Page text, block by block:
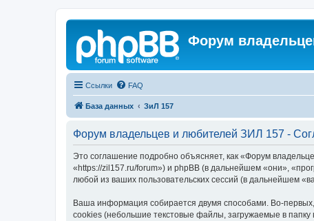
Форум
Ссылки FAQ
База данных ЗиЛ 157
Форум владельцев и любителей ЗИЛ 157 -
Это соглашение подробно объясняет, как «Форум
«https://zil157.ru/forum») и phpBB (в дальнейшем «они»,
любой из ваших пользовательских сессий (в дальнейшем
Ваша информация собирается двумя способами. Во-
cookies (небольшие текстовые файлы, загружаемые в